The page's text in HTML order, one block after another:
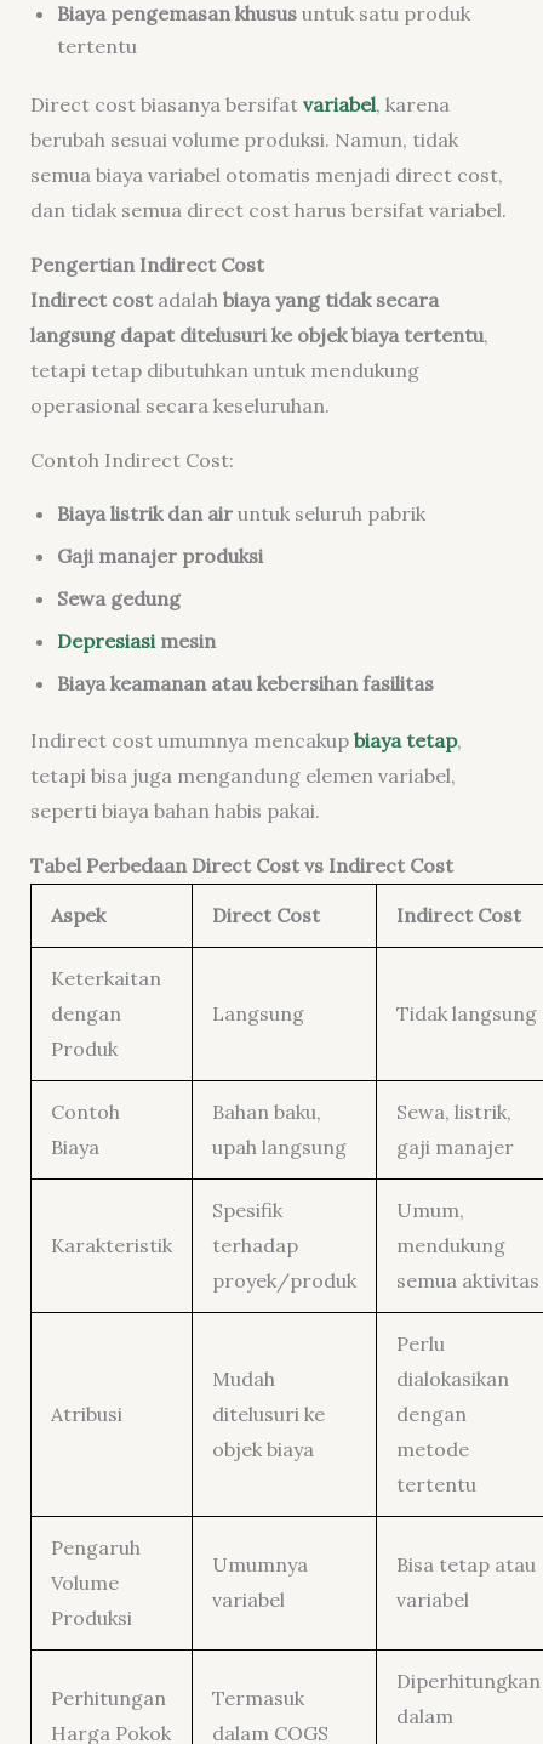
Biaya pengemasan khususuntuk satu produk
tertentu
Direct cost biasanya bersifat variabel, karena
berubah sesuai volume produksi. Namun, tidak
semua biaya variabel otomatis menjadi direct cost,
dan tidak semua direct cost harus bersifat variabel.
Pengertian Indirect Cost
Indirect costadalah biaya yang tidak secara
langsung dapat ditelusuri ke objek biaya tertentu,
tetapi tetap dibutuhkan untuk mendukung
operasional secara keseluruhan.
Contoh Indirect Cost:
Biaya listrik dan airuntuk seluruh pabrik
Gaji manajer produksi
Sewa gedung
Depresiasimesin
Biaya keamanan atau kebersihan fasilitas
Indirect cost umumnya mencakup biaya tetap,
tetapi bisa juga mengandung elemen variabel,
seperti biaya bahan habis pakai.
Tabel Perbedaan Direct Cost vs Indirect Cost
Aspek Direct Cost Indirect Cost
Keterkaitan
dengan
Produk
Langsung Tidak langsung
Contoh
Biaya
Bahan baku,
upah langsung
Sewa, listrik,
gaji manajer
Karakteristik
Spesifik
terhadap
proyek/produk
Umum,
mendukung
semua aktivitas
Atribusi
Mudah
ditelusuri ke
objek biaya
Perlu
dialokasikan
dengan
metode
tertentu
Pengaruh
Volume
Produksi
Umumnya
variabel
Bisa tetap atau
variabel
Perhitungan
Harga Pokok
Termasuk
dalam COGS
Diperhitungkan
dalam